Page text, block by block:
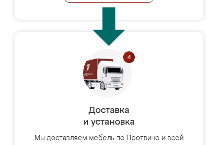
Доставка
и установка
Мы доставляем мебель по Протвино и всей